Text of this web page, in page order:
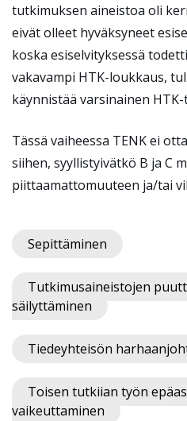
tutkimuksen aineistoa oli
eivät olleet hyväksyneet
koska esiselvityksessä
vakavampi HTK-loukkaus,
käynnistää varsinainen
Tässä vaiheessa TENK ei
siihen, syyllistyivätkö B ja C
piittaamattomuuteen ja/tai
Sepittäminen
Tutkimusaineistojen
säilyttäminen
Tiedeyhteisön
Toisen tutkijan työn
vaikeuttaminen